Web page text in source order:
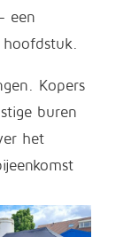
een
Kopers
buren
het